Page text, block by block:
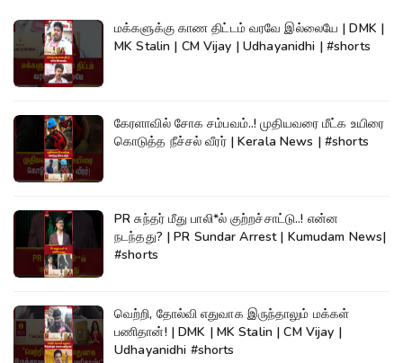
மக்களுக்கு காண திட்டம் வரவே இல்லையே | DMK |
MK Stalin | CM Vijay | Udhayanidhi | #shorts
கேரளாவில் சோக சம்பவம்..! முதியவரை மீட்க உயிரை
கொடுத்த நீச்சல் வீரர் | Kerala News | #shorts
PR சுந்தர் மீது பாலி*ல் குற்றச்சாட்டு..! என்ன
நடந்தது? | PR Sundar Arrest | Kumudam News|
#shorts
வெற்றி, தோல்வி எதுவாக இருந்தாலும் மக்கள்
பணிதான்! | DMK | MK Stalin | CM Vijay |
Udhayanidhi #shorts